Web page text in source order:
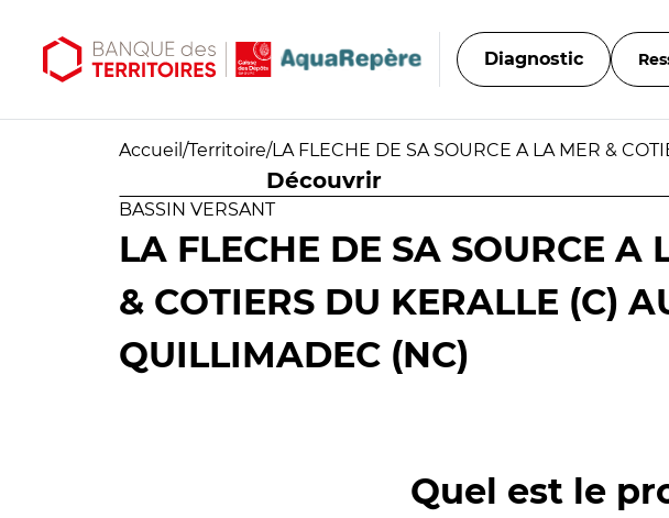
Diagnostic
Accueil /Territoire/LA FLECHE DE SA SOURCE A LA MER &
Découvrir
BASSIN VERSANT
LA FLECHE DE SA SOURCE A
& COTIERS DU KERALLE (C)
QUILLIMADEC (NC)
Quel est le